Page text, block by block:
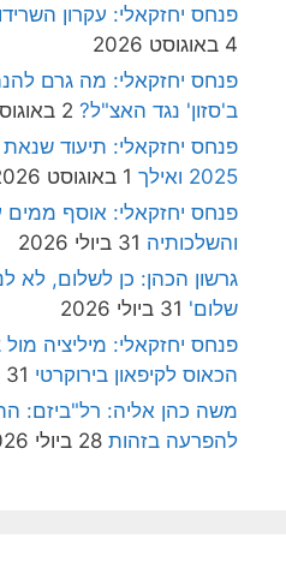
פנחס יחזקאלי: עקרון
4 באוגוסט 2026
פנחס יחזקאלי: מה גרם
ב'סזון' נגד האצ"ל? 2 באוגוסט 2026
פנחס יחזקאלי: תיעוד שנאת
2025 ואילך
1 באוגוסט 2026
פנחס יחזקאלי: אוסף
והשלכותיה 31 ביולי 2026
גרשון הכהן: כן לשלום, לא
שלום' 31 ביולי 2026
פנחס יחזקאלי: מיליציה
הכאוס לקיפאון בירוקרטי 31 ביולי 2026
משה כהן אליה: רל"ביזם:
להפרעה בזהות 28 ביולי 2026